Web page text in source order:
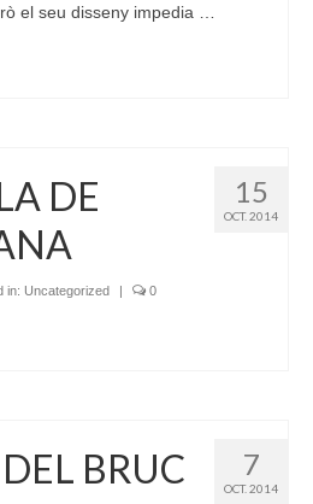
el seu disseny impedia …
15
OCT. 2014
DE
in: Uncategorized | 0
7
OCT. 2014
BRUC